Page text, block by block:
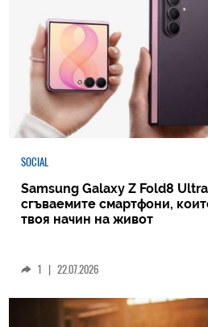
SOCIAL
Samsung Galaxy Z Fold8
сгъваемите смартфони,
твоя начин на живот
1 | 22.07.2026